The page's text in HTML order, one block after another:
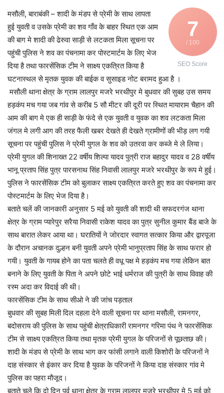
7
/ 100
SEO Score
मसौली, बाराबंकी – शादी के मंडप से प्रेमी के साथ लापता
हुई युवती व उसके प्रेमी का शव गाँव के बाहर स्थित एक आम
की बाग मे शादी की ढेरुवा साड़ी से लटकता मिला सूचना पर
पहुंची पुलिस ने शव का पंचनामा कर पोस्टमार्टम के लिए भेज
दिया है तथा फारसेंसिक टीम ने साक्ष्य एकत्रित किया है
घटनास्थल से मृतक युवक की बाईक व सुसाइड नोट बरामद हुआ है ।
मसौली थाना क्षेत्र के ग्राम लालपुर मजरे भरथीपुर मे बुधवार की सुबह उस समय
हड़कंप मच गया जब गांव से करीब 5 सौ मीटर की दूरी पर स्थित मायाराम चैहान की
आम की बाग मे एक ही साड़ी के फंदे से एक युवती व युवक का शव लटकता मिला
जंगल मे लगी आग की तरह फैली खबर देखते ही देखते ग्रामीणों की भीड़ लग गयी
सूचना पर पहुंची पुलिस ने प्रेमी युगल के शव को उतरवा कर कब्जे मे ले लिया।
प्रेमी युगल की शिनाख्त 22 वर्षीय शिल्पा यादव पुत्री राज बहादुर यादव व 28 वर्षीय
भानू प्रताप सिंह पुत्र पारसनाथ सिंह निवासी लालपुर मजरे भरथीपुर के रूप मे हुई।
पुलिस ने फारसेंसिक टीम को बुलाकर साक्ष्य एकत्रित करते हुए शव का पंचनामा कर
पोस्टमार्टम के लिए भेज दिया है।
बताते चलें की जानकारी अनुसार 5 मई को युवती की शादी थी सफदरगंज थाना
क्षेत्र के ग्राम प्यारेपुर सरैया निवासी राकेश यादव का पुत्र सुनील कुमार बैंड बाजे के
साथ बारात लेकर आया था। घरातियों ने जोरदार स्वागत सत्कार किया और द्वारपूजा
के दौरान अचानक दुल्हन बनी युवती अपने प्रेमी भानुप्रताप सिंह के साथ फरार हो
गयी। युवती के गायब होने का पता चलते ही वधू पक्ष मे हड़कंप मच गया लेकिन बात
बनाने के लिए युवती के पिता ने अपने छोटे भाई धर्मराज की पुत्री के साथ विवाह की
रस्म अदा कर विदाई की थी।
फारसेंसिक टीम के साथ सीओ ने की जांच पड़ताल
बुधवार की सुबह मिली दिल दहला देने वाली सूचना पर थाना मसौली, रामनगर,
बदोसराय की पुलिस के साथ पहुंची क्षेत्राधिकारी रामनगर गरिमा पंथ ने फारसेंसिक
टीम से साक्ष्य एकत्रित किया तथा मृतक प्रेमी युगल के परिजनों से पूछताछ की।
शादी के मंडप से प्रेमी के साथ भाग कर फांसी लगाने वाली किशोरी के परिजनों ने
दाह संस्कार से इंकार कर दिया है युवक के परिजनों ने किया दाह संस्कार गांव मे
पुलिस का पहरा मौजूद।
बताते चले कि दो दिन पूर्व थाना क्षेत्र के ग्राम लालपुर मजरे भरथीपुर मे 5 मई को